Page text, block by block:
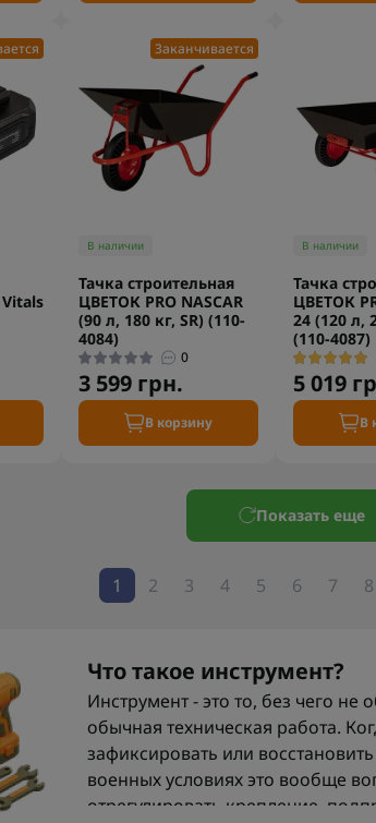
Заканчивается
В наличии
Тачка строительная
ЦВЕТОК PRO NASCAR
(90 л, 180 кг, SR) (110-
4084)
0
3 599 грн.
В корзину
В наличии
Тачка
ЦВЕТОК
24 (120 л,
(110-4087)
5 019
В
Показать еще
1 2 3 4 5 6 7 8
Что такое инструмент?
Инструмент - это то, без чего
обычная техническая работа.
зафиксировать или
военных условиях это вообще
отрегулировать крепление,